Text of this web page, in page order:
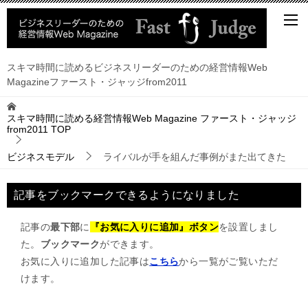
スキマ時間に読めるビジネスリーダーのための経営情報Web
Magazineファースト・ジャッジfrom2011
スキマ時間に読める経営情報Web Magazine ファースト・ジャッジ
from2011 TOP
ビジネスモデル ライバルが手を組んだ事例がまた出てきた
記事をブックマークできるようになりました
記事の最下部に 『お気に入りに追加』ボタンを設置しまし
た。 ブックマークができます。
お気に入りに追加した記事はこちらから一覧がご覧いただ
けます。